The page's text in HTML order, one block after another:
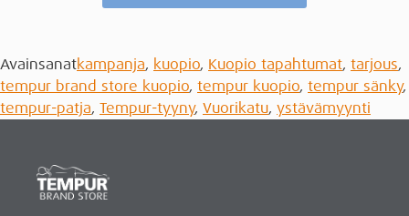
Avainsanatkampanja, kuopio, Kuopio tapahtumat, tarjous,
tempur brand store kuopio, tempur kuopio, tempur sänky,
tempur-patja, Tempur-tyyny, Vuorikatu, ystävämyynti